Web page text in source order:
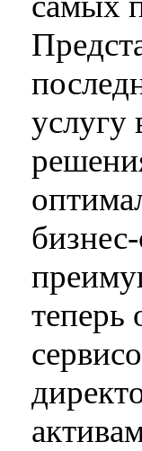
услугу
теперь